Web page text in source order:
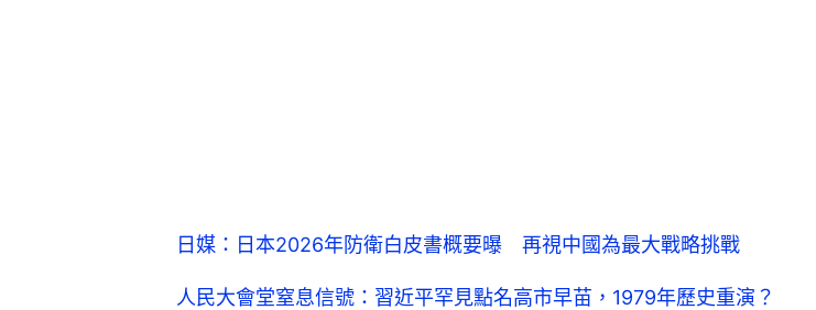
日媒：日本2026年防衛白皮書概要曝 再視中國為最大戰略挑戰
人民大會堂窒息信號：習近平罕見點名高市早苗，1979年歷史重演？